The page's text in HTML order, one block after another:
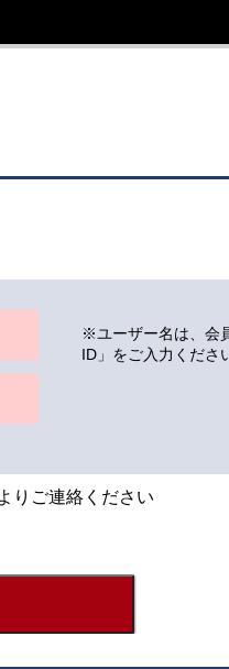
※ユーザー名は、会
ID」をご入力くださ
りご連絡ください